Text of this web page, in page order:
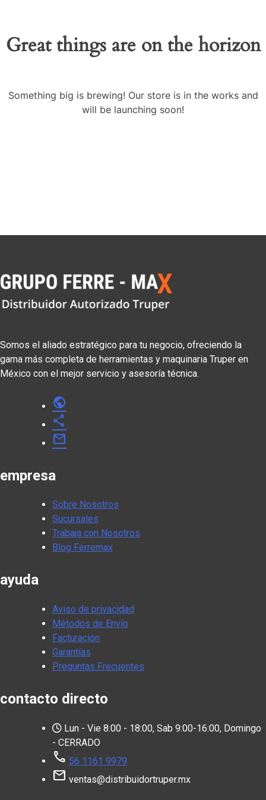
Great things are on the horizon
Something big is brewing! Our store is in the works and
will be launching soon!
Somos el aliado estratégico para tu negocio, ofreciendo la
gama más completa de herramientas y maquinaria Truper en
México con el mejor servicio y asesoría técnica.
public
share
mail
empresa
Sobre Nosotros
Sucursales
Trabaja con Nosotros
Blog Ferremax
ayuda
Aviso de privacidad
Métodos de Envío
Facturación
Garantías
Preguntas Frecuentes
contacto directo
Lun - Vie 8:00 - 18:00, Sab 9:00-16:00, Domingo
- CERRADO
call 56 1161 9979
mail ventas@distribuidortruper.mx